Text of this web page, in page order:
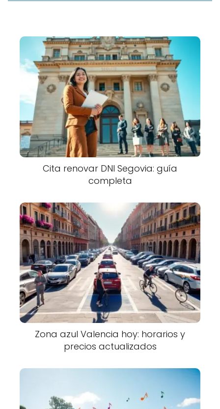
Cita renovar DNI Segovia: guía
completa
Zona azul Valencia hoy: horarios y
precios actualizados